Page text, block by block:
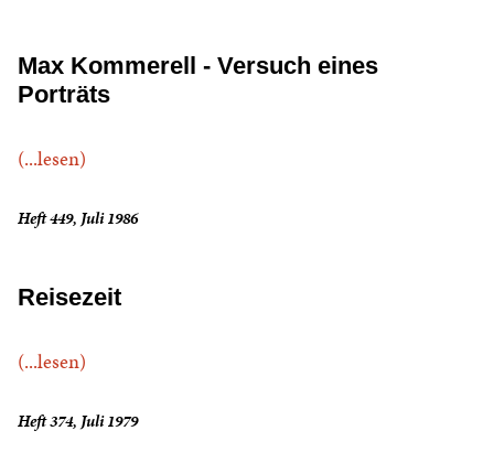
Max Kommerell - Versuch eines
Porträts
(...lesen)
Heft 449, Juli 1986
Reisezeit
(...lesen)
Heft 374, Juli 1979